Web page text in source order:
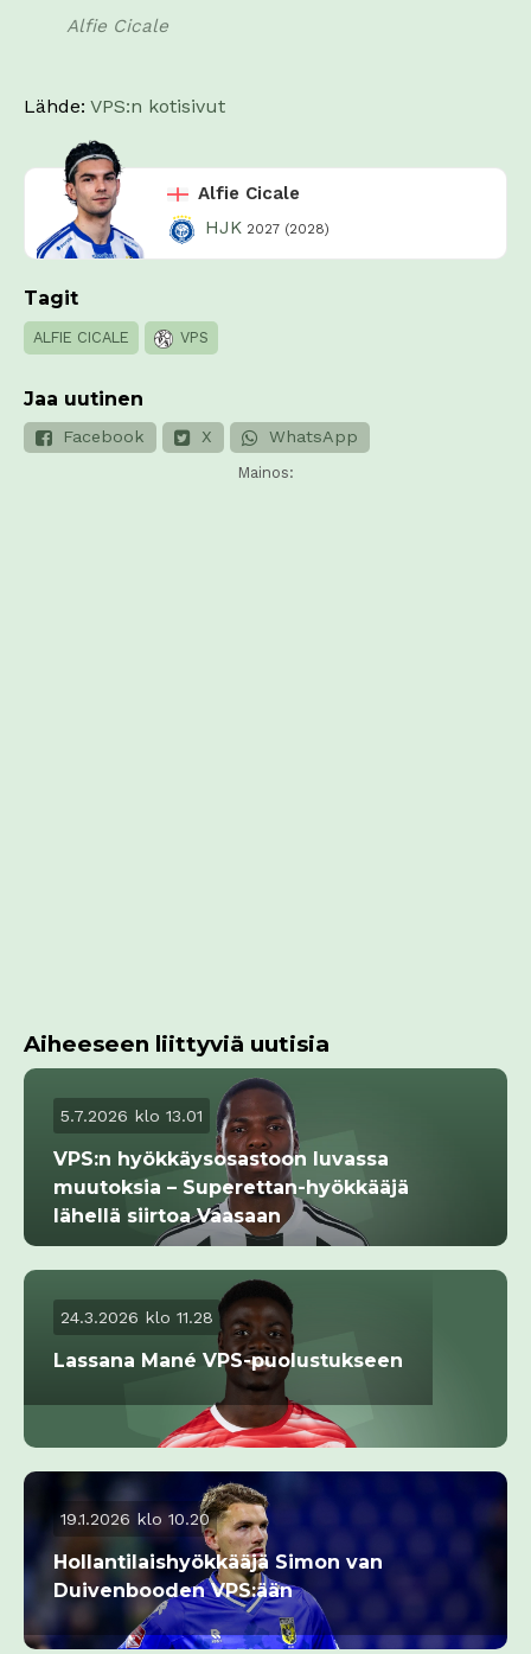
Alfie Cicale
Lähde: VPS:n kotisivut
Alfie Cicale
HJK 2027 (2028)
Tagit
ALFIE CICALE VPS
Jaa uutinen
Facebook X WhatsApp
Mainos:
Aiheeseen liittyviä uutisia
5.7.2026 klo 13.01
VPS:n hyökkäysosastoon luvassa
muutoksia – Superettan-hyökkääjä
lähellä siirtoa Vaasaan
24.3.2026 klo 11.28
Lassana Mané VPS-puolustukseen
19.1.2026 klo 10.20
Hollantilaishyökkääjä Simon van
Duivenbooden VPS:ään